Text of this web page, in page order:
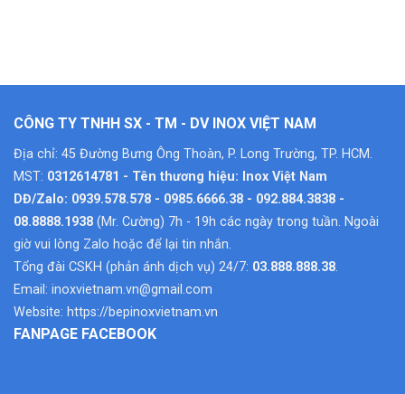
CÔNG TY TNHH SX - TM - DV INOX VIỆT NAM
Địa chỉ: 45 Đường Bưng Ông Thoàn, P. Long Trường, TP. HCM.
MST: 0312614781 - Tên thương hiệu: Inox Việt Nam
DĐ/Zalo: 0939.578.578 - 0985.6666.38 - 092.884.3838 -
08.8888.1938 (Mr. Cường) 7h - 19h các ngày trong tuần. Ngoài
giờ vui lòng Zalo hoặc để lại tin nhắn.
Tổng đài CSKH (phản ánh dịch vụ) 24/7: 03.888.888.38.
Email: inoxvietnam.vn@gmail.com
Website: https://bepinoxvietnam.vn
FANPAGE FACEBOOK